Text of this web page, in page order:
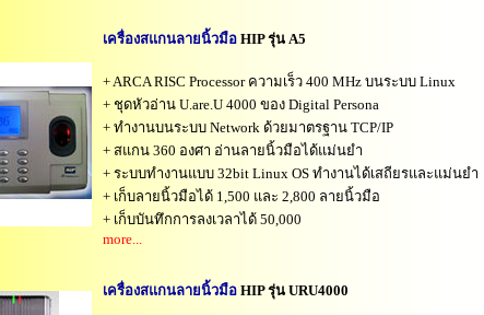
เครื่องสแกนลายนิ้วมือ HIP รุ่น A5
+ ARCA RISC Processor ความเร็ว 400 MHz บนระบบ Linux
+ ชุดหัวอ่าน U.are.U 4000 ของ Digital Persona
+ ทำงานบนระบบ Network ด้วยมาตรฐาน TCP/IP
+ สแกน 360 องศา อ่านลายนิ้วมือได้แม่นยำ
+ ระบบทำงานแบบ 32bit Linux OS ทำงานได้เสถียรและแม่นยำ
+ เก็บลายนิ้วมือได้ 1,500 และ 2,800 ลายนิ้วมือ
+ เก็บบันทึกการลงเวลาได้ 50,000
more...
เครื่องสแกนลายนิ้วมือ HIP รุ่น URU4000